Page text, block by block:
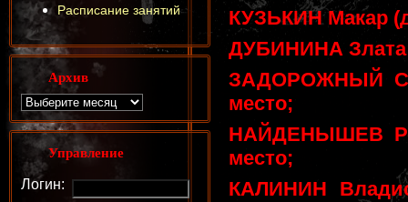
КУЗЬКИН Макар
ДУБИНИНА Злата
ЗАДОРОЖНЫЙ
место;
НАЙДЕНЫШЕВ
место;
КАЛИНИН
Расписание занятий
Архив
Управление
Логин: